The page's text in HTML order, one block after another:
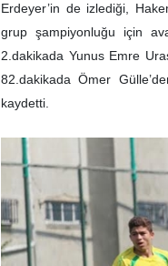
Erdeyer’in de izlediği,
grup şampiyonluğu için
2.dakikada Yunus Emre
82.dakikada Ömer
kaydetti.